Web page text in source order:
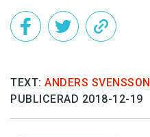
TEXT: ANDERS SVENSSON
PUBLICERAD 2018-12-19